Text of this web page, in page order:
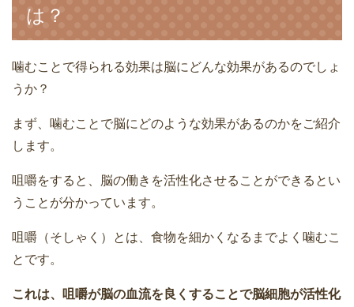
は？
噛むことで得られる効果は脳にどんな効果があるのでしょ
うか？
まず、噛むことで脳にどのような効果があるのかをご紹介
します。
咀嚼をすると、脳の働きを活性化させることができるとい
うことが分かっています。
咀嚼（そしゃく）とは、食物を細かくなるまでよく噛むこ
とです。
これは、咀嚼が脳の血流を良くすることで脳細胞が活性化